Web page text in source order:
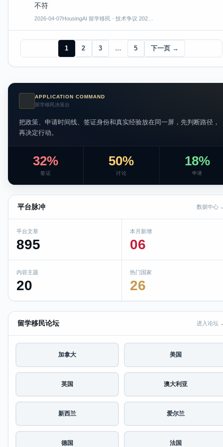
不符
2026-04-07HousingAI 留学移民 · 技术争议 202…
1 2 3 … 5 下一页 →
APPLICATION COMMAND
留学移民决策台
把政策、申请时间线、签证身份和真实经验放在同一屏，先判断路径，
再决定行动。
32%
签证
50%
讨论
18%
申请
平台脉冲 数据中心
平台文章
895
本月新增
06
内容主题
20
热门国家
26
留学移民论坛 进入论坛
加拿大 美国
英国 澳大利亚
新西兰 爱尔兰
德国 法国